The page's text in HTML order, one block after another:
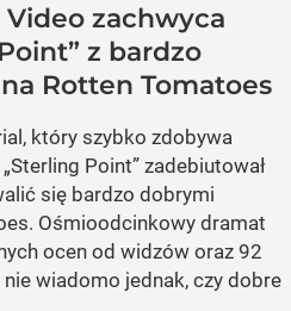
zachwyca
z bardzo
Rotten Tomatoes
który szybko zdobywa
Point” zadebiutował
się bardzo dobrymi
Ośmioodcinkowy dramat
ocen od widzów oraz 92
wiadomo jednak, czy dobre